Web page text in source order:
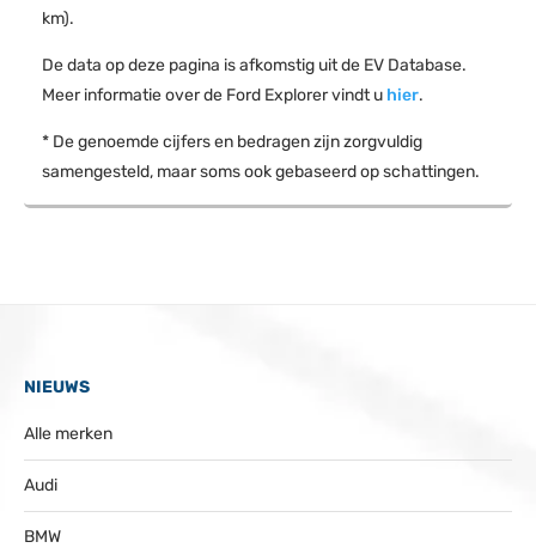
km).
De data op deze pagina is afkomstig uit de EV Database.
Meer informatie over de Ford Explorer vindt u hier.
* De genoemde cijfers en bedragen zijn zorgvuldig
samengesteld, maar soms ook gebaseerd op schattingen.
NIEUWS
Alle merken
Audi
BMW